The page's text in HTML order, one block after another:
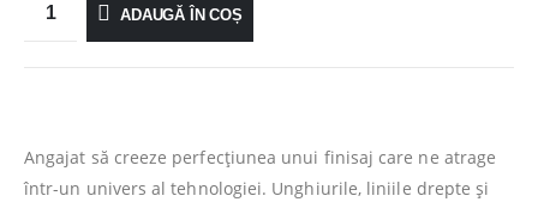
ADAUGĂ ÎN COȘ
Angajat să creeze perfecţiunea unui finisaj care ne atrage
într-un univers al tehnologiei. Unghiurile, liniile drepte şi